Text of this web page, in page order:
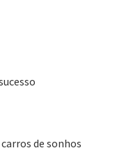
de sonhos